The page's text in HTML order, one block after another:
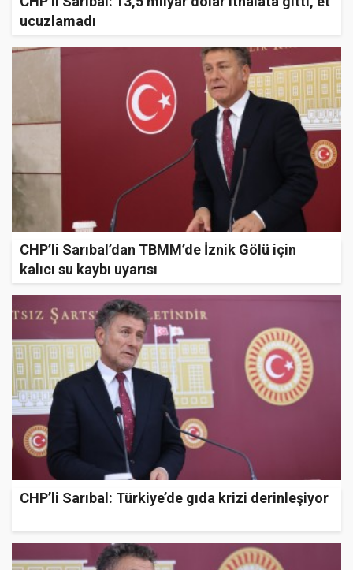
ucuzlamadı
CHP’li Sarıbal’dan TBMM’de İznik Gölü için
kalıcı su kaybı uyarısı
CHP’li Sarıbal: Türkiye’de gıda krizi derinleşiyor